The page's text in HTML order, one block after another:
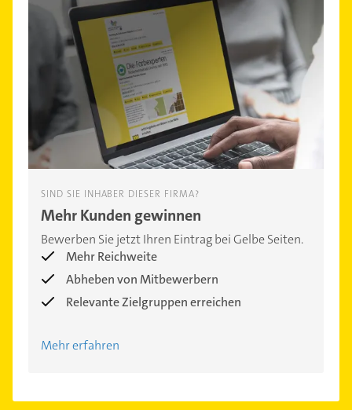
SIND SIE INHABER DIESER FIRMA?
Mehr Kunden gewinnen
Bewerben Sie jetzt Ihren Eintrag bei Gelbe Seiten.
Mehr Reichweite
Abheben von Mitbewerbern
Relevante Zielgruppen erreichen
Mehr erfahren